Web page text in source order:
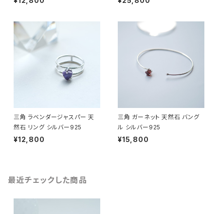
三角 ラベンダージャスパー 天
然石 リング シルバー925
¥12,800
三角 ガーネット 天然石 バング
ル シルバー925
¥15,800
最近チェックした商品